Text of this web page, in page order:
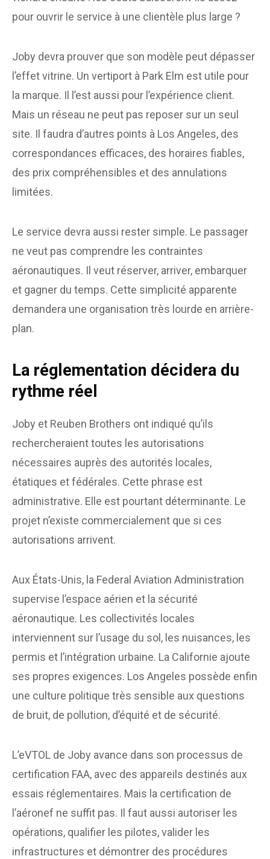
pour ouvrir le service à une clientèle plus large ?
Joby devra prouver que son modèle peut dépasser
l’effet vitrine. Un vertiport à Park Elm est utile pour
la marque. Il l’est aussi pour l’expérience client.
Mais un réseau ne peut pas reposer sur un seul
site. Il faudra d’autres points à Los Angeles, des
correspondances efficaces, des horaires fiables,
des prix compréhensibles et des annulations
limitées.
Le service devra aussi rester simple. Le passager
ne veut pas comprendre les contraintes
aéronautiques. Il veut réserver, arriver, embarquer
et gagner du temps. Cette simplicité apparente
demandera une organisation très lourde en arrière-
plan.
La réglementation décidera du
rythme réel
Joby et Reuben Brothers ont indiqué qu’ils
rechercheraient toutes les autorisations
nécessaires auprès des autorités locales,
étatiques et fédérales. Cette phrase est
administrative. Elle est pourtant déterminante. Le
projet n’existe commercialement que si ces
autorisations arrivent.
Aux États-Unis, la Federal Aviation Administration
supervise l’espace aérien et la sécurité
aéronautique. Les collectivités locales
interviennent sur l’usage du sol, les nuisances, les
permis et l’intégration urbaine. La Californie ajoute
ses propres exigences. Los Angeles possède enfin
une culture politique très sensible aux questions
de bruit, de pollution, d’équité et de sécurité.
L’eVTOL de Joby avance dans son processus de
certification FAA, avec des appareils destinés aux
essais réglementaires. Mais la certification de
l’aéronef ne suffit pas. Il faut aussi autoriser les
opérations, qualifier les pilotes, valider les
infrastructures et démontrer des procédures